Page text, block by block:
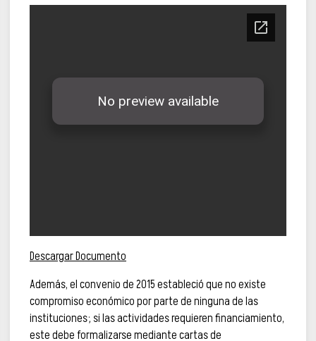
Descargar Documento
Además, el convenio de 2015 estableció que no existe
compromiso económico por parte de ninguna de las
instituciones; si las actividades requieren financiamiento,
este debe formalizarse mediante cartas de